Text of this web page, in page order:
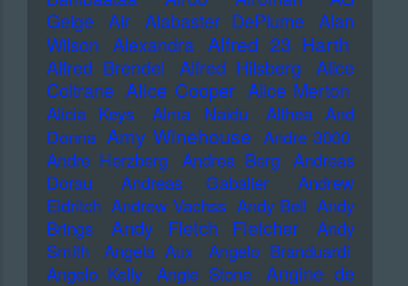
Geige
Air Alabaster DePlume
Alan
Wilson Alexandra Alfred 23 Harth
Alfred Brendel Alfred Hilsberg
Alice
Coltrane Alice Cooper Alice Merton
Alicia Keys Alma Naidu
Althea And
Donna Amy Winehouse Andre 3000
Andre Herzberg
Andrea Berg
Andreas
Dorau
Andreas Gabalier
Andrew
Eldritch Andrew Vachss Andy Bell Andy
Brings
Andy Fletch Fletcher
Andy
Smith
Angela Aux
Angelo Branduardi
Angelo Kelly
Angie Stone
Angine de